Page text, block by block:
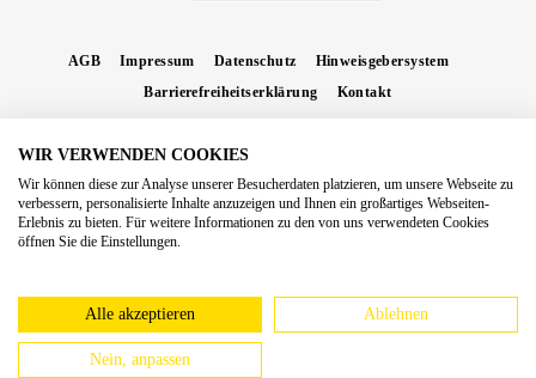
AGB Impressum Datenschutz
Hinweisgebersystem
Barrierefreiheitserklärung
Kontakt
Nachnahmegebühren, wenn nicht anders angegeben.
Copyright 2026 Forstinger Österreich GmbH
Königstetter Straße 128 - 134/OG3, 3430 Tulln
europäschen Online-Streitbeilegungs-Plattform hinzuweisen:
webgate.ec.europa.eu/odr
WIR VERWENDEN COOKIES
Wir können diese zur Analyse unserer Besucherdaten platzieren, um unsere Webseite zu
verbessern, personalisierte Inhalte anzuzeigen und Ihnen ein großartiges Webseiten-
Erlebnis zu bieten. Für weitere Informationen zu den von uns verwendeten Cookies
öffnen Sie die Einstellungen.
Alle akzeptieren Ablehnen
Nein, anpassen